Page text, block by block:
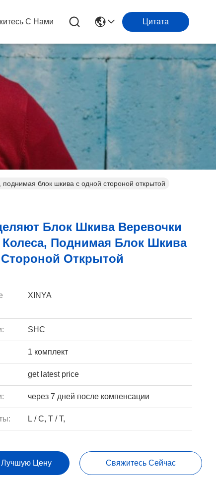
С Нами Цитата
блок шкива с одной стороной открытой
Блок Шкива Веревочки
Поднимая Блок Шкива
Открытой
XINYA
SHC
1 комплект
get latest price
через 7 дней после компенсации
L / C, T / T,
Лучшую Цену Свяжитесь Сейчас